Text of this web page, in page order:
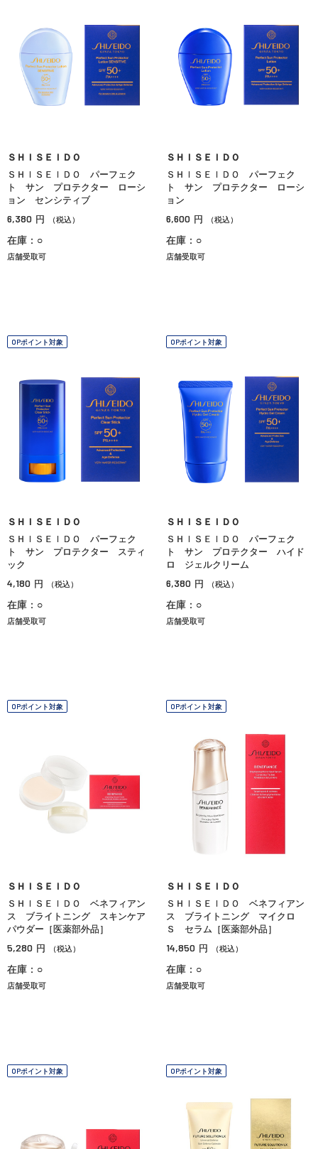
ＳＨＩＳＥＩＤＯ
ＳＨＩＳＥＩＤＯ パーフェク
ト サン プロテクター ローシ
ョン センシティブ
6,380 円 （税込）
在庫：○
店舗受取可
ＳＨＩＳＥＩＤＯ
ＳＨＩＳＥＩＤＯ パーフェク
ト サン プロテクター ローシ
ョン
6,600 円 （税込）
在庫：○
店舗受取可
OPポイント対象
ＳＨＩＳＥＩＤＯ
ＳＨＩＳＥＩＤＯ パーフェク
ト サン プロテクター スティ
ック
4,180 円 （税込）
在庫：○
店舗受取可
OPポイント対象
ＳＨＩＳＥＩＤＯ
ＳＨＩＳＥＩＤＯ パーフェク
ト サン プロテクター ハイド
ロ ジェルクリーム
6,380 円 （税込）
在庫：○
店舗受取可
OPポイント対象
ＳＨＩＳＥＩＤＯ
ＳＨＩＳＥＩＤＯ ベネフィアン
ス ブライトニング スキンケア
パウダー［医薬部外品］
5,280 円 （税込）
在庫：○
店舗受取可
OPポイント対象
ＳＨＩＳＥＩＤＯ
ＳＨＩＳＥＩＤＯ ベネフィアン
ス ブライトニング マイクロ
Ｓ セラム［医薬部外品］
14,850 円 （税込）
在庫：○
店舗受取可
OPポイント対象 OPポイント対象